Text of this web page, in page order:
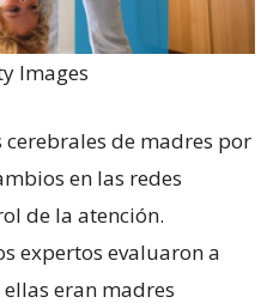
Images
cerebrales de madres por
en las redes
de la atención.
expertos evaluaron a
eran madres